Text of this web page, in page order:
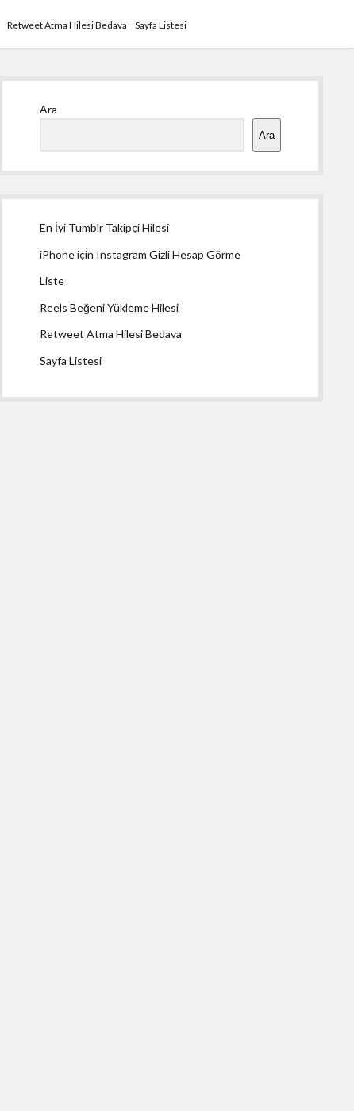
Retweet Atma Hilesi Bedava Sayfa Listesi
Ara
Ara
En İyi Tumblr Takipçi Hilesi
iPhone için Instagram Gizli Hesap Görme
Liste
Reels Beğeni Yükleme Hilesi
Retweet Atma Hilesi Bedava
Sayfa Listesi